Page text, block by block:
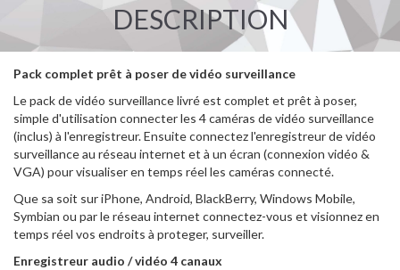
DESCRIPTION
Pack complet prêt à poser de vidéo surveillance
Le pack de vidéo surveillance livré est complet et prêt à poser,
simple d'utilisation connecter les 4 caméras de vidéo surveillance
(inclus) à l'enregistreur. Ensuite connectez l'enregistreur de vidéo
surveillance au réseau internet et à un écran (connexion vidéo &
VGA) pour visualiser en temps réel les caméras connecté.
Que sa soit sur iPhone, Android, BlackBerry, Windows Mobile,
Symbian ou par le réseau internet connectez-vous et visionnez en
temps réel vos endroits à proteger, surveiller.
Enregistreur audio / vidéo 4 canaux